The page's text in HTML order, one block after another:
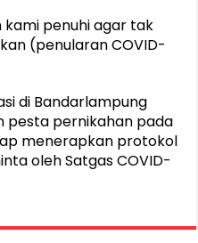
penuhi agar tak
(penularan COVID-
di Bandarlampung
pesta pernikahan pada
menerapkan protokol
oleh Satgas COVID-